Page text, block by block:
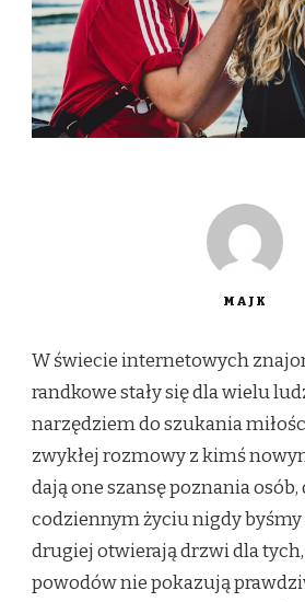
MAJK
W świecie internetowych
randkowe stały się dla wielu
narzędziem do szukania
zwykłej rozmowy z kimś
dają one szansę poznania
codziennym życiu nigdy byśmy
drugiej otwierają drzwi dla
powodów nie pokazują